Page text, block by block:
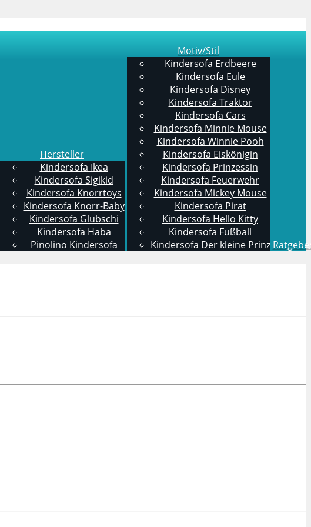
Hersteller
Kindersofa Ikea
Kindersofa Sigikid
Kindersofa Knorrtoys
Kindersofa Knorr-Baby
Kindersofa Glubschi
Kindersofa Haba
Pinolino Kindersofa
Motiv/Stil
Kindersofa Erdbeere
Kindersofa Eule
Kindersofa Disney
Kindersofa Traktor
Kindersofa Cars
Kindersofa Minnie Mouse
Kindersofa Winnie Pooh
Kindersofa Eiskönigin
Kindersofa Prinzessin
Kindersofa Feuerwehr
Kindersofa Mickey Mouse
Kindersofa Pirat
Kindersofa Hello Kitty
Kindersofa Fußball
Kindersofa Der kleine Prinz